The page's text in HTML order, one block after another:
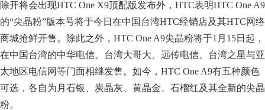
除开将会出现HTC One X9顶配版发布外，HTC表明HTC One A9
的“尖晶粉”版本号将于今日在中国台湾HTC经销店及其HTC网络
商城抢鲜开售。除此之外，HTC One A9尖晶粉将于1月15日起，
在中国台湾的中华电信、台湾大哥大、远传电信、台湾之星与亚
太地区电信网等门面相继发售。如今，HTC One A9有五种颜色
可选，各自为月石银、炭晶灰、黄晶金、石榴红及其全新的尖晶
粉。